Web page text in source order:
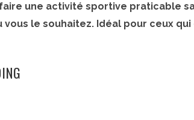
une activité sportive praticable
vous le souhaitez. Idéal pour ceux